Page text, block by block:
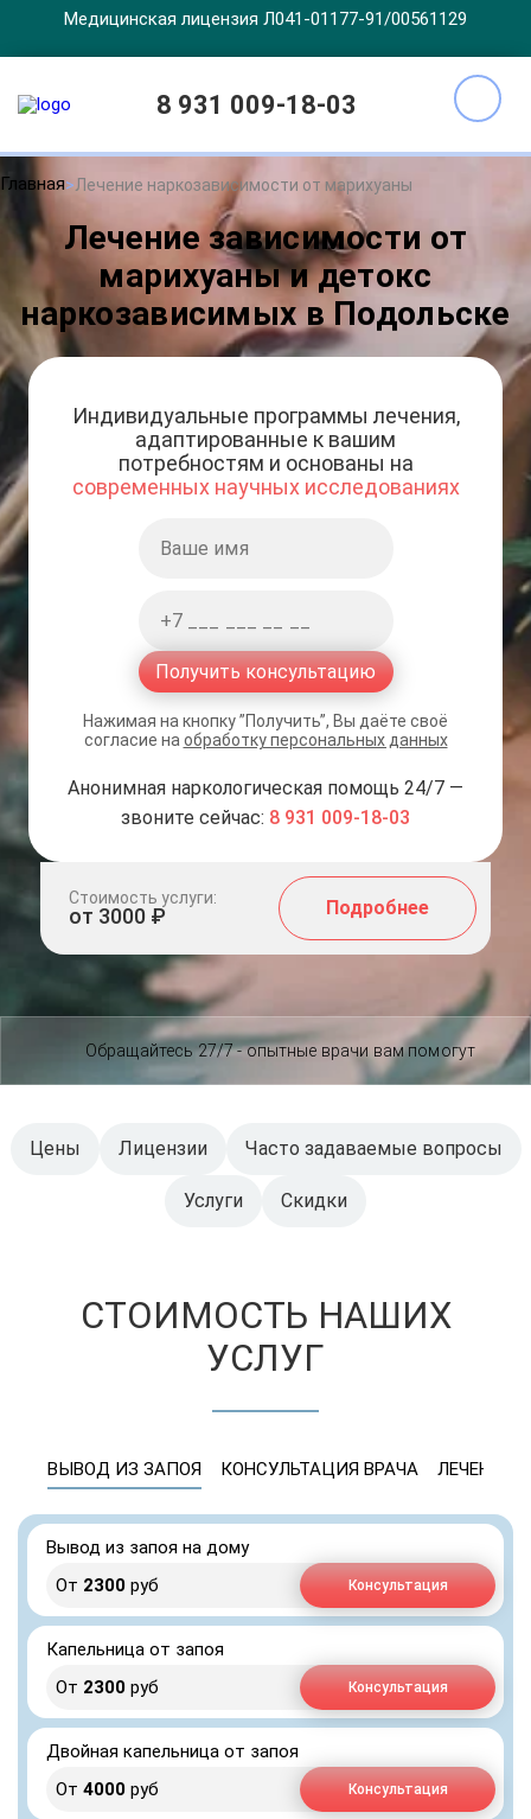
Медицинская лицензия Л041-01177-91/00561129
8 931 009-18-03
Главная Лечение наркозависимости от марихуаны
Лечение зависимости от
марихуаны и детокс
наркозависимых в Подольске
Индивидуальные программы лечения,
адаптированные к вашим
потребностям и основаны на
современных научных исследованиях
Получить консультацию
Нажимая на кнопку ”Получить”, Вы даёте своё
согласие на обработку персональных данных
Анонимная наркологическая помощь 24/7 —
звоните сейчас: 8 931 009-18-03
Стоимость услуги:
от 3000 ₽ Подробнее
Обращайтесь 27/7 - опытные врачи вам помогут
Цены Лицензии Часто задаваемые вопросы
Услуги Скидки
СТОИМОСТЬ НАШИХ
УСЛУГ
ВЫВОД ИЗ ЗАПОЯ КОНСУЛЬТАЦИЯ ВРАЧА ЛЕЧЕНИЕ
Вывод из запоя на дому
От 2300 руб Консультация
Капельница от запоя
От 2300 руб Консультация
Двойная капельница от запоя
От 4000 руб Консультация